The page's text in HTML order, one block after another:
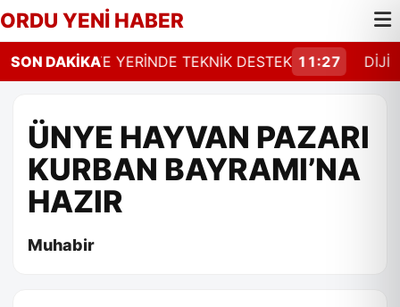
ORDU YENİ HABER
SON DAKİKA
ÜRETİCİYE YERİNDE TEKNİK DESTEK 11:27 DİJİTAL
ÜNYE HAYVAN PAZARI
KURBAN BAYRAMI’NA
HAZIR
Muhabir